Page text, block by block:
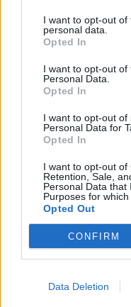
I want to opt-out
personal data.
Opted In
I want to opt-out of
Personal Data.
Opted In
I want to opt-out of
Personal Data for
Opted In
I want to opt-out of
Retention, Sale,
Personal Data that
Purposes for which
Opted Out
CONFIRM
Data Deletion
Véres
Szívében
SEATTLE (AP) –
másikat pedig
Space Needle alatti,